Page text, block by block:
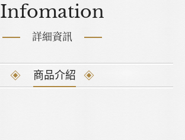
Infomation
詳細資訊
商品介紹